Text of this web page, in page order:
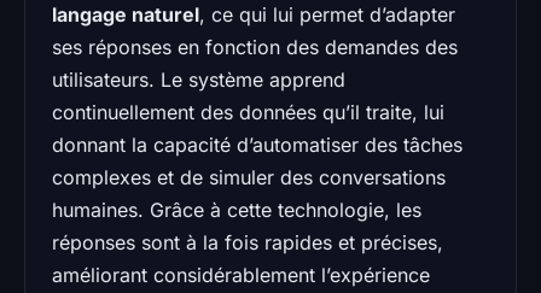
langage naturel, ce qui lui permet d’adapter
ses réponses en fonction des demandes des
utilisateurs. Le système apprend
continuellement des données qu’il traite, lui
donnant la capacité d’automatiser des tâches
complexes et de simuler des conversations
humaines. Grâce à cette technologie, les
réponses sont à la fois rapides et précises,
améliorant considérablement l’expérience